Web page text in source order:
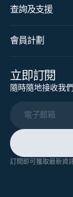
查詢及支援
會員計劃
立即訂閱
隨時隨地接收我
電子郵箱
訂閱即可獲取最新資